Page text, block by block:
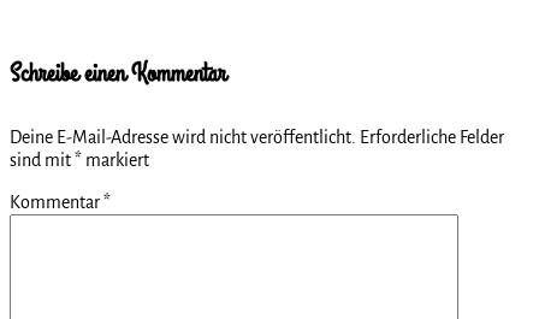
Schreibe einen Kommentar
Deine E-Mail-Adresse wird nicht veröffentlicht. Erforderliche Felder
sind mit* markiert
Kommentar*